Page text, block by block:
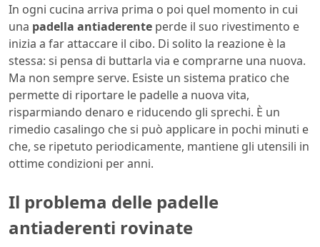
In ogni cucina arriva prima o poi quel momento in cui
una padella antiaderente perde il suo rivestimento e
inizia a far attaccare il cibo. Di solito la reazione è la
stessa: si pensa di buttarla via e comprarne una nuova.
Ma non sempre serve. Esiste un sistema pratico che
permette di riportare le padelle a nuova vita,
risparmiando denaro e riducendo gli sprechi. È un
rimedio casalingo che si può applicare in pochi minuti e
che, se ripetuto periodicamente, mantiene gli utensili in
ottime condizioni per anni.
Il problema delle padelle
antiaderenti rovinate